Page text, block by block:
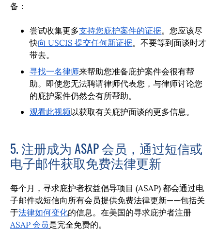
备：
尝试收集更多支持您庇护案件的证据。您应该尽
快向 USCIS 提交任何新证据。不要等到面谈时才
带去。
寻找一名律师来帮助您准备庇护案件会很有帮
助。即使您无法聘请律师代表您，与律师讨论您
的庇护案件仍然会有所帮助。
观看此视频以获取有关庇护面谈的更多信息。
5. 注册成为 ASAP 会员，通过短信或
电子邮件获取免费法律更新
每个月，寻求庇护者权益倡导项目 (ASAP) 都会通过电
子邮件或短信向所有会员提供免费法律更新——包括关
于法律如何变化的信息。在美国的寻求庇护者注册
ASAP 会员是完全免费的。